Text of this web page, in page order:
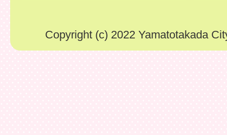
Copyright (c) 2022 Yamatotakada